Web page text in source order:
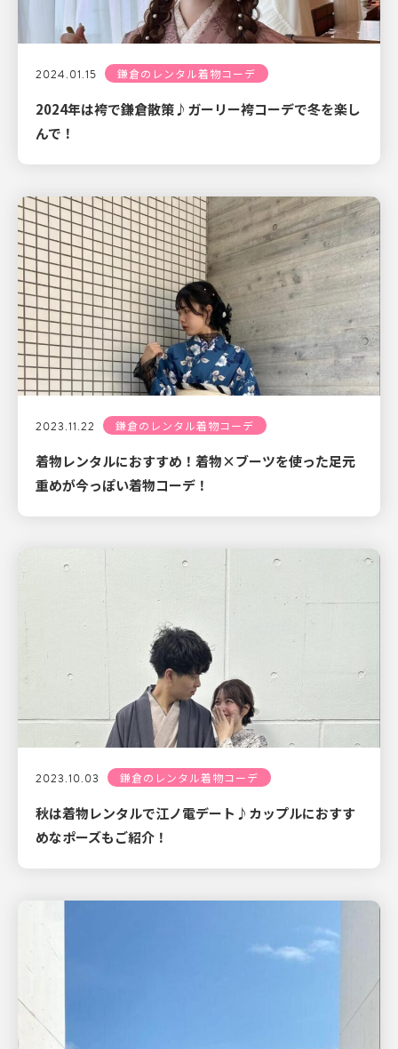
2024.01.15 鎌倉のレンタル着物コーデ
2024年は袴で鎌倉散策♪ガーリー袴コーデで冬を楽し
んで！
2023.11.22 鎌倉のレンタル着物コーデ
着物レンタルにおすすめ！着物×ブーツを使った足元
重めが今っぽい着物コーデ！
2023.10.03 鎌倉のレンタル着物コーデ
秋は着物レンタルで江ノ電デート♪カップルにおすす
めなポーズもご紹介！